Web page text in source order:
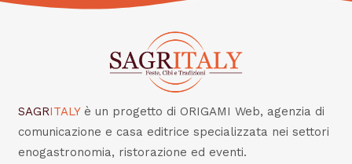
SAGRITALY è un progetto di ORIGAMI Web, agenzia di
comunicazione e casa editrice specializzata nei settori
enogastronomia, ristorazione ed eventi.